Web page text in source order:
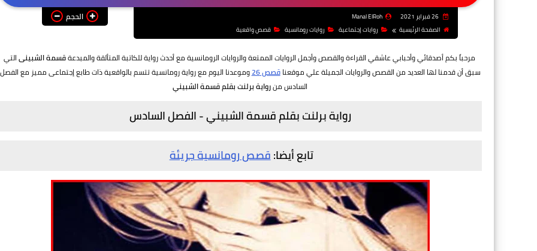
Manal ElRoh
الصفحة الرئيسية
روايات إجتماعية روايات رومانسية قصص واقعية
الحجم
مرحباً بكم أصدقائي وأحبابي عاشقي القراءة والقصصوأجمل الروايات الممتعة والروايات الرومانسية مع أحدث روايةللكاتبة المتألقة والمبدعةقسمة الشبينىالتي
سبق أن قدمنا لها العديد من القصص والروايات الجميلة علي موقعناقصص 26
وموعدنا اليوم مع رواية رومانسية تتسم بالواقعية ذات طابع إجتماعى مميز مع الفصل
السادس منرواية برلنت بقلم قسمة الشبيني
رواية برلنت بقلم قسمة الشبيني - الفصلالسادس
تابع أيضا:قصص رومانسية جريئة